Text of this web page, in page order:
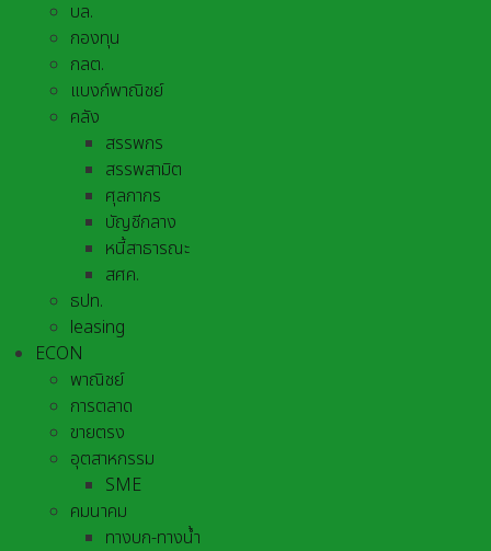
บล.
กองทุน
กลต.
แบงก์พาณิชย์
คลัง
สรรพกร
สรรพสามิต
ศุลกากร
บัญชีกลาง
หนี้สาธารณะ
สศค.
ธปท.
leasing
ECON
พาณิชย์
การตลาด
ขายตรง
อุตสาหกรรม
SME
คมนาคม
ทางบก-ทางน้ำ